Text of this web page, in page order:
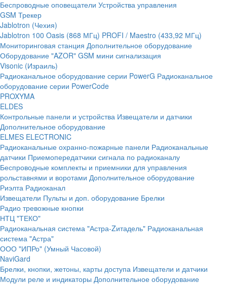
Беспроводные оповещатели Устройства управления
GSM Трекер
Jablotron (Чехия)
Jablotron 100 Oasis (868 МГц) PROFI / Maestro (433,92 МГц)
Мониторинговая станция Дополнительное оборудование
Оборудование "AZOR" GSM мини сигнализация
Visonic (Израиль)
Радиоканальное оборудование серии PowerG Радиоканальное
оборудование серии PowerCode
PROXYMA
ELDES
Контрольные панели и устройства Извещатели и датчики
Дополнительное оборудование
ELMES ELECTRONIC
Радиоканальные охранно-пожарные панели Радиоканальные
датчики Приемопередатчики сигнала по радиоканалу
Беспроводные комплекты и приемники для управления
рольставнями и воротами Дополнительное оборудование
Риэлта Радиоканал
Извещатели Пульты и доп. оборудование Брелки
Радио тревожные кнопки
НТЦ "ТЕКО"
Радиоканальная система "Астра-Zитадель" Радиоканальная
система "Астра"
ООО "ИПРо" (Умный Часовой)
NaviGard
Брелки, кнопки, жетоны, карты доступа Извещатели и датчики
Модули реле и индикаторы Дополнительное оборудование